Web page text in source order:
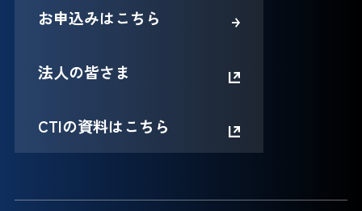
お申込みはこちら
法人の皆さま
CTIの資料はこちら